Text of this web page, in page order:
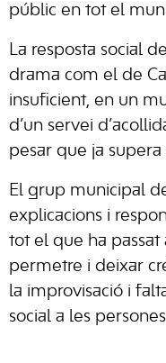
públic en tot el
La resposta social
drama com el de
insuficient, en un
d’un servei
pesar que ja
El grup municipal
explicacions i
tot el que ha passat
permetre i deixar
la improvisació i
social a les